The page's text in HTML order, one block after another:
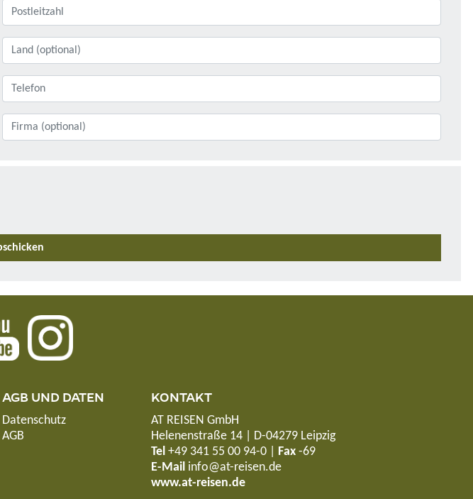
AGB UND DATEN
Datenschutz
AGB
KONTAKT
AT REISEN GmbH
Helenenstraße 14 | D-04279 Leipzig
Tel +49 341 55 00 94-0| Fax-69
E-Mail info@at-reisen.de
www.at-reisen.de